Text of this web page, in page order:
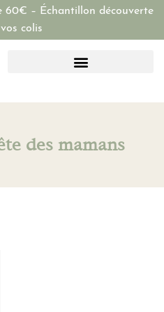
– Échantillon découverte
colis
des mamans